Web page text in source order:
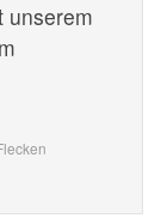
unserem